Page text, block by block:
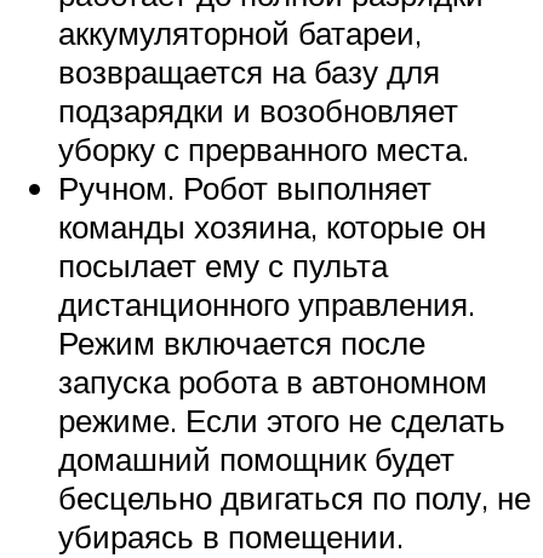
аккумуляторной батареи,
возвращается на базу для
подзарядки и возобновляет
уборку с прерванного места.
Ручном. Робот выполняет
команды хозяина, которые он
посылает ему с пульта
дистанционного управления.
Режим включается после
запуска робота в автономном
режиме. Если этого не сделать
домашний помощник будет
бесцельно двигаться по полу, не
убираясь в помещении.